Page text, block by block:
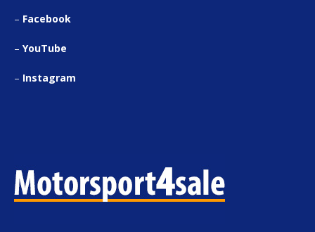
– Facebook
– YouTube
– Instagram